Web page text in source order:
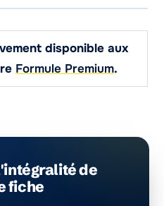
disponible aux
Formule Premium.